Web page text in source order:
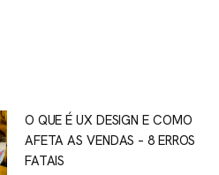
O QUE É UX DESIGN E COMO
AFETA AS VENDAS – 8 ERROS
FATAIS